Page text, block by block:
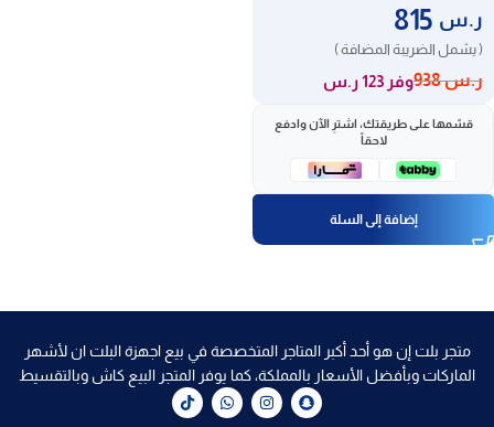
ر.س
( يشمل الضريبة المضافة )
ر.س938 وفر 123 ر.س
قسّمها على طريقتك، اشترِ الآن وادفع
لاحقاً
إضافة إلى السلة
متجر بلت إن هو أحد أكبر المتاجر المتخصصة في بيع اجهزة البلت ان لأشهر
الماركات وبأفضل الأسعار بالمملكة، كما يوفر المتجر البيع كاش وبالتقسيط